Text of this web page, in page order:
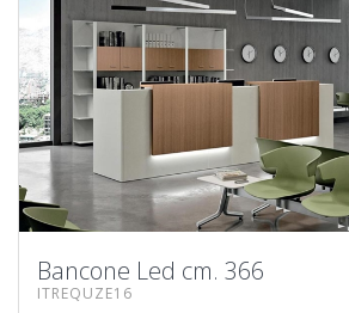
Bancone Led cm. 366
ITREQUZE16